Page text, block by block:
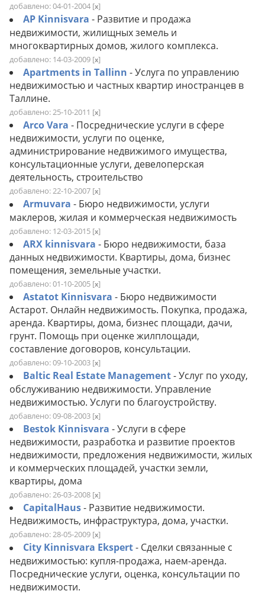
добавлено: 04-01-2004 [x]
AP Kinnisvara - Развитие и продажа
недвижимости, жилищных земель и
многоквартирных домов, жилого комплекса.
добавлено: 14-03-2009 [x]
Apartments in Tallinn - Услуга по управлению
недвижимостью и частных квартир иностранцев в
Таллине.
добавлено: 25-10-2011 [x]
Arco Vara - Посреднические услуги в сфере
недвижимости, услуги по оценке,
администрирование недвижимого имущества,
консультационные услуги, девелоперская
деятельность, строительство
добавлено: 22-10-2007 [x]
Armuvara - Бюро недвижимости, услуги
маклеров, жилая и коммерческая недвижимость
добавлено: 12-03-2015 [x]
ARX kinnisvara - Бюро недвижимости, база
данных недвижимости. Квартиры, дома, бизнес
помещения, земельные участки.
добавлено: 01-10-2005 [x]
Astatot Kinnisvara - Бюро недвижимости
Астарот. Онлайн недвижимость. Покупка, продажа,
аренда. Квартиры, дома, бизнес площади, дачи,
грунт. Помощь при оценке жилплощади,
составление договоров, консультации.
добавлено: 09-10-2003 [x]
Baltic Real Estate Management- Услуг по уходу,
обслуживанию недвижимости. Управление
недвижимостью. Услуги по благоустройству.
добавлено: 09-08-2003 [x]
Bestok Kinnisvarа - Услуги в сфере
недвижимости, разработка и развитие проектов
недвижимости, предложения недвижимости, жилых
и коммерческих площадей, участки земли,
квартиры, дома
добавлено: 26-03-2008 [x]
CapitalHaus- Развитие недвижимости.
Недвижимость, инфраструктура, дома, участки.
добавлено: 28-05-2009 [x]
City Kinnisvara Ekspert- Сделки связанные с
недвижимостью: купля-продажа, наем-аренда.
Посреднические услуги, оценка, консультации по
недвижимости.